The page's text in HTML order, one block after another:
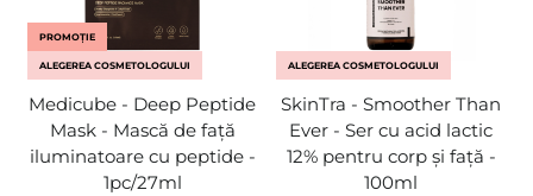
PROMOȚIE
ALEGEREA COSMETOLOGULUI
Medicube - Deep Peptide
Mask - Mască de față
iluminatoare cu peptide -
1pc/27ml
ALEGEREA COSMETOLOGULUI
SkinTra - Smoother Than
Ever - Ser cu acid lactic
12% pentru corp și față -
100ml